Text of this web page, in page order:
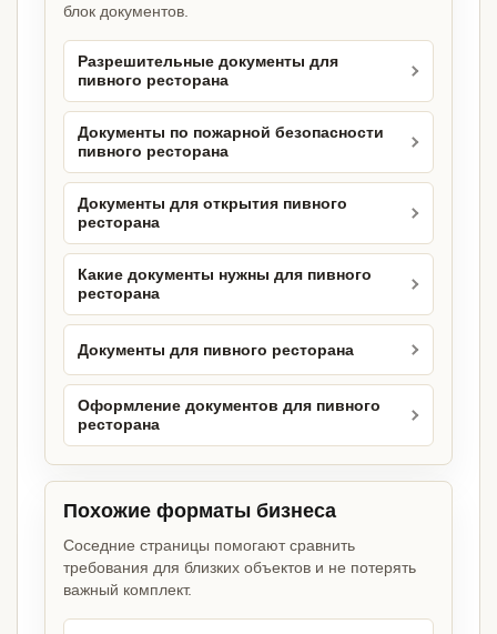
блок документов.
Разрешительные документы для
пивного ресторана
Документы по пожарной безопасности
пивного ресторана
Документы для открытия пивного
ресторана
Какие документы нужны для пивного
ресторана
Документы для пивного ресторана
Оформление документов для пивного
ресторана
Похожие форматы бизнеса
Соседние страницы помогают сравнить
требования для близких объектов и не потерять
важный комплект.